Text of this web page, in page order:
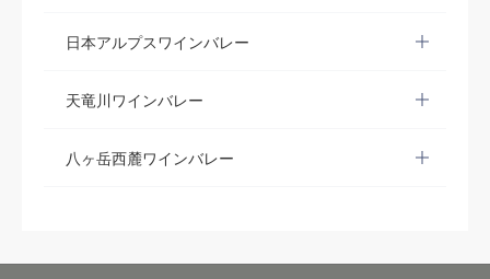
日本アルプスワインバレー
天竜川ワインバレー
八ヶ岳西麓ワインバレー